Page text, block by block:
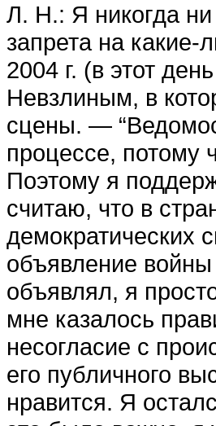
Л. Н.: Я никогда
запрета на какие-
2004 г. (в этот
Невзлиным, в
сцены. —
процессе, потому
Поэтому я
считаю, что в
демократических
объявление
объявлял, я
мне казалось
несогласие с
его публичного
нравится. Я